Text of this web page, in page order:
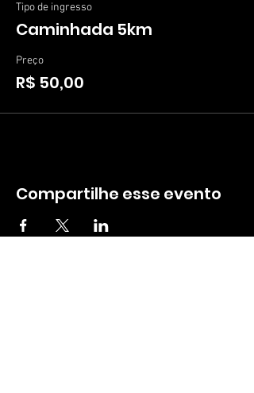
Tipo de ingresso
Caminhada 5km
Preço
R$ 50,00
Compartilhe esse evento